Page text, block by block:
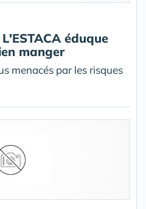
éduque
manger
menacés par les risques